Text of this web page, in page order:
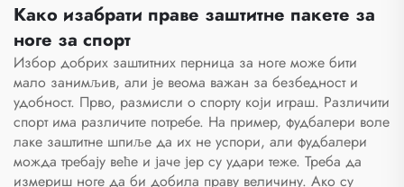
Како изабрати праве заштитне пакете за
ноге за спорт
Избор добрих заштитних перница за ноге може бити
мало занимљив, али је веома важан за безбедност и
удобност. Прво, размисли о спорту који играш. Различити
спорт има различите потребе. На пример, фудбалери воле
лаке заштитне шпиље да их не успори, али фудбалери
можда требају веће и јаче јер су удари теже. Треба да
измериш ноге да би добила праву величину. Ако су